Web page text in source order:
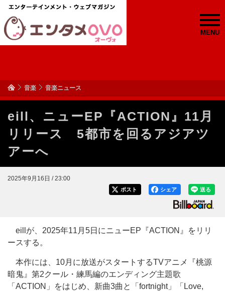
MENU
音楽 音楽ニュース
eill、ニューEP『ACTION』11月
リリース 5都市を回るアジアツ
アーへ
2025年9月16日 / 23:00
送る
シェア
ポスト
eillが、2025年11月5日にニューEP『ACTION』をリリ
ースする。
本作には、10月に放送がスタートするTVアニメ『桃源
暗鬼』第2クール・練馬編のエンディング主題歌
「ACTION」をはじめ、新曲3曲と「fortnight」「Love,